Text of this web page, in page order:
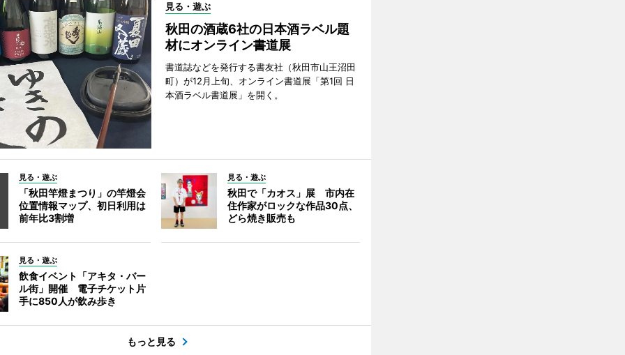
見る・遊ぶ
秋田の酒蔵6社の日本酒ラベル題
材にオンライン書道展
書道誌などを発行する書友社（秋田市山王沼田
町）が12月上旬、オンライン書道展「第1回 日
本酒ラベル書道展」を開く。
見る・遊ぶ
「秋田竿燈まつり」の竿燈会
位置情報マップ、初日利用は
前年比3割増
見る・遊ぶ
秋田で「カオス」展 市内在
住作家がロックな作品30点、
どら焼き販売も
見る・遊ぶ
飲食イベント「アキタ・バー
ル街」開催 電子チケット片
手に850人が飲み歩き
もっと見る